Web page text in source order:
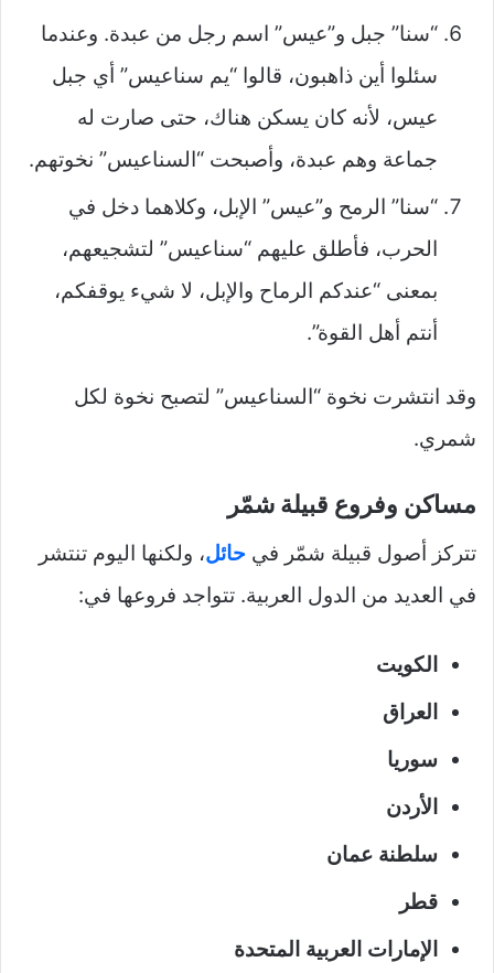
“سنا” جبل و”عيس” اسم رجل من عبدة. وعندما
سئلوا أين ذاهبون، قالوا “يم سناعيس” أي جبل
عيس، لأنه كان يسكن هناك، حتى صارت له
جماعة وهم عبدة، وأصبحت “السناعيس” نخوتهم.
“سنا” الرمح و”عيس” الإبل، وكلاهما دخل في
الحرب، فأطلق عليهم “سناعيس” لتشجيعهم،
بمعنى “عندكم الرماح والإبل، لا شيء يوقفكم،
أنتم أهل القوة”.
وقد انتشرت نخوة “السناعيس” لتصبح نخوة لكل
شمري.
مساكن وفروع قبيلة شمّر
تتركز أصول قبيلة شمّر في حائل، ولكنها اليوم تنتشر
في العديد من الدول العربية. تتواجد فروعها في:
الكويت
العراق
سوريا
الأردن
سلطنة عمان
قطر
الإمارات العربية المتحدة